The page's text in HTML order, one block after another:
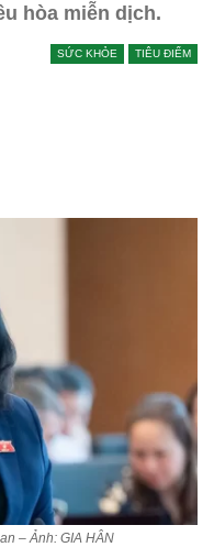
hòa miễn dịch.
SỨC KHỎE TIÊU ĐIỂM
– Ảnh: GIA HÂN